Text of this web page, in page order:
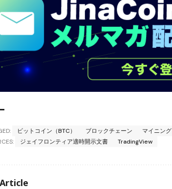
ビットコイン（BTC） ブロックチェーン マイニング
ジェイフロンティア適時開示文書 TradingView